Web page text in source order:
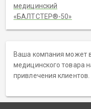
медицинский
«БАЛТСТЕР®-50»
Ваша компания может
медицинского товара
привлечения клиентов.